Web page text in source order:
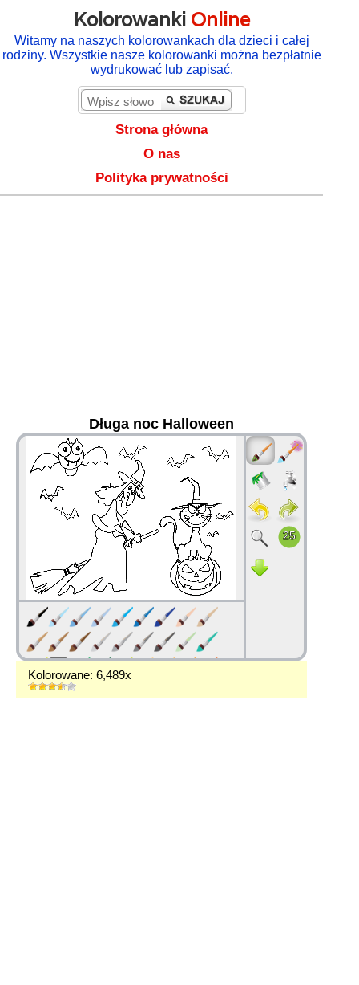
Kolorowanki Online
Witamy na naszych kolorowankach dla dzieci i całej
rodziny. Wszystkie nasze kolorowanki można bezpłatnie
wydrukować lub zapisać.
Strona główna
O nas
Polityka prywatności
Długa noc Halloween
Kolorowane: 6,489x